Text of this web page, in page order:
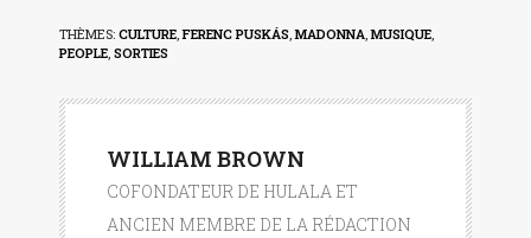
THÈMES: CULTURE,FERENC PUSKÁS,MADONNA,MUSIQUE,
PEOPLE, SORTIES
WILLIAM BROWN
COFONDATEUR DE HULALA ET
ANCIEN MEMBRE DE LA RÉDACTION